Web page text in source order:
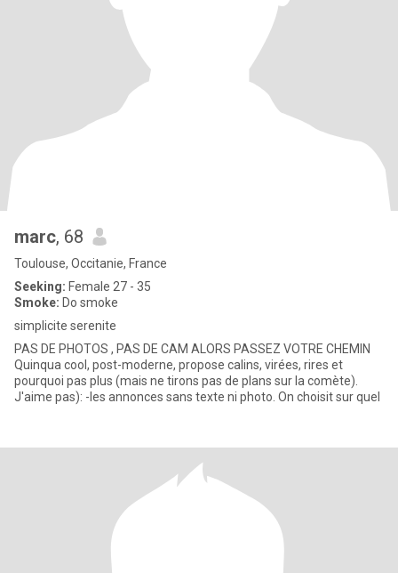
marc, 68
Toulouse, Occitanie, France
Seeking: Female 27 - 35
Smoke: Do smoke
simplicite serenite
PAS DE PHOTOS , PAS DE CAM ALORS PASSEZ VOTRE CHEMIN
Quinqua cool, post-moderne, propose calins, virées, rires et
pourquoi pas plus (mais ne tirons pas de plans sur la comète).
J'aime pas): -les annonces sans texte ni photo. On choisit sur quel